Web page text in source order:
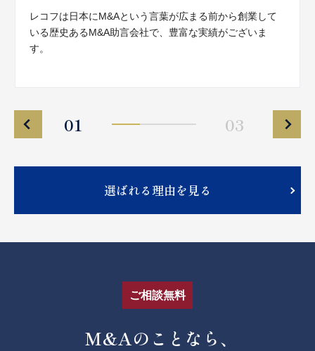
レコフは日本にM&Aという言葉が広まる前から創業して
いる歴史あるM&A助言会社で、豊富な実績がございま
す。
01 03
選ばれる理由を見る
ご相談無料
M&Aのことなら、